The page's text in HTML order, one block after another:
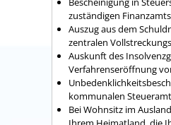
zuständigen Finanzamts
Auszug aus dem
zentralen
Auskunft des
Verfahrenseröffnung
kommunalen
Bei Wohnsitz im